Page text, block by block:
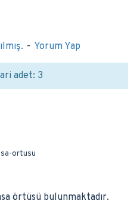
ortusu
- Yorum Yap
adet: 3
örtüsü bulunmaktadır.